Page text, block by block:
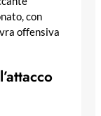
con
offensiva